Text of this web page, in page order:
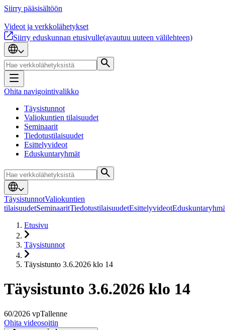
Siirry pääsisältöön
Videot ja verkkolähetykset
Siirry eduskunnan etusivulle(avautuu uuteen välilehteen)
Ohita navigointivalikko
Täysistunnot
Valiokuntien tilaisuudet
Seminaarit
Tiedotustilaisuudet
Esittelyvideot
Eduskuntaryhmät
TäysistunnotValiokuntien
tilaisuudetSeminaaritTiedotustilaisuudetEsittelyvideot
Etusivu
Täysistunnot
Täysistunto 3.6.2026 klo 14
Täysistunto 3.6.2026 klo 14
60/2026 vpTallenne
Ohita videosoitin